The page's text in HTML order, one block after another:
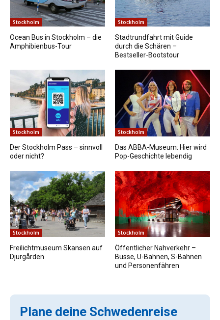
Stockholm
Ocean Bus in Stockholm – die
Amphibienbus-Tour
Stockholm
Stadtrundfahrt mit Guide
durch die Schären –
Bestseller-Bootstour
Stockholm
Der Stockholm Pass – sinnvoll
oder nicht?
Stockholm
Das ABBA-Museum: Hier wird
Pop-Geschichte lebendig
Stockholm
Freilichtmuseum Skansen auf
Djurgården
Stockholm
Öffentlicher Nahverkehr –
Busse, U-Bahnen, S-Bahnen
und Personenfähren
Plane deine Schwedenreise